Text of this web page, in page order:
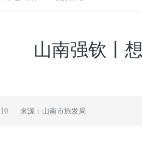
山南强钦丨
来源：山南市旅发局